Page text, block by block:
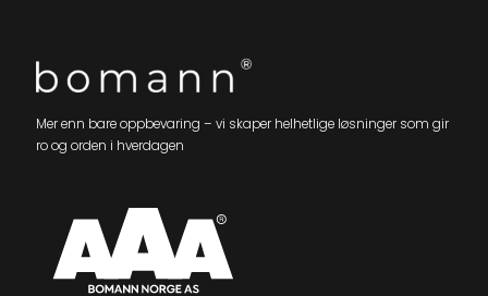
Mer enn bare oppbevaring – vi skaper helhetlige løsninger som gir
ro og orden i hverdagen